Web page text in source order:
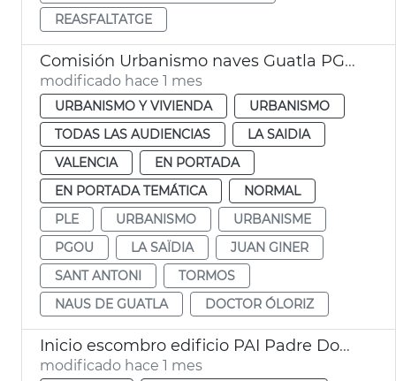
REASFALTATGE
Comisión Urbanismo naves Guatla PGOU
modificado hace 1 mes
URBANISMO Y VIVIENDA
URBANISMO
TODAS LAS AUDIENCIAS
LA SAIDIA
VALENCIA
EN PORTADA
EN PORTADA TEMÁTICA
NORMAL
PLE
URBANISMO
URBANISME
PGOU
LA SAÏDIA
JUAN GINER
SANT ANTONI
TORMOS
NAUS DE GUATLA
DOCTOR ÓLORIZ
Inicio escombro edificio PAI Padre Doménech
modificado hace 1 mes